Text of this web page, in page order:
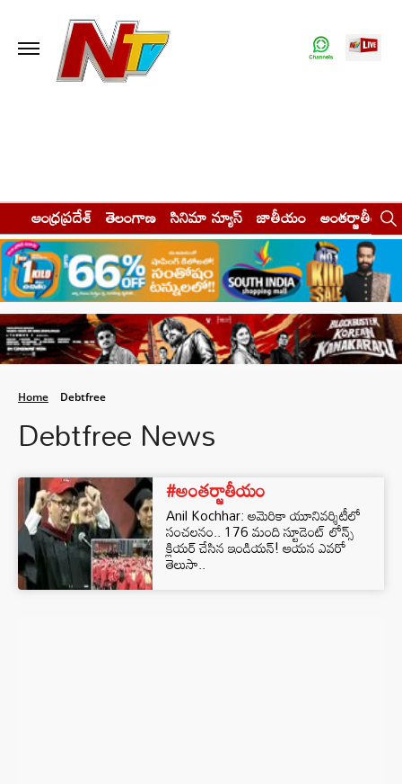
ఆంధ్రప్రదేశ్ తెలంగాణ సినిమా న్యూస్ జాతీయం అంతర్జాతీయం
Home Debtfree
Debtfree News
#అంతర్జాతీయం
Anil Kochhar: అమెరికా యూనివర్శిటీలో
సంచలనం.. 176 మంది స్టూడెంట్ లోన్స్
క్లియర్ చేసిన ఇండియన్! ఆయన ఎవరో
తెలుసా..